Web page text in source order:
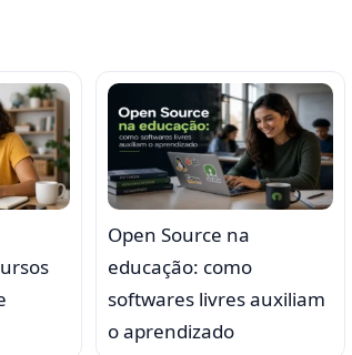
Open Source na
educação: como
softwares livres auxiliam
o aprendizado